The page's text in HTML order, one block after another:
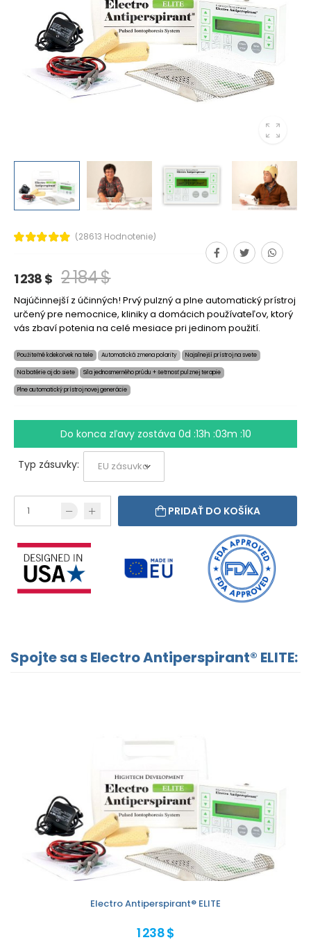
(28613 Hodnotenie)
1 238 $ 2 184 $
Najúčinnejší z účinných! Prvý pulzný a plne automatický prístroj
určený pre nemocnice, kliniky a domácich používateľov, ktorý
vás zbaví potenia na celé mesiace pri jedinom použití.
Použiteľné kdekoľvek na tele Automatická zmena polarity Najsilnejší prístroj na svete
Na batérie aj do siete Sila jednosmerného prúdu + šetrnosť pulznej terapie
Plne automatický prístroj novej generácie
Do konca zľavy zostáva 0d :13h :03m :09
Typ zásuvky:
PRIDAŤ DO KOŠÍKA
Spojte sa s Electro Antiperspirant® ELITE:
Electro Antiperspirant® ELITE
1 238 $